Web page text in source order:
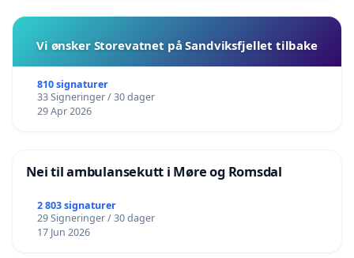
Vi ønsker Storevatnet på Sandviksfjellet tilbake
810 signaturer
33 Signeringer / 30 dager
29 Apr 2026
Nei til ambulansekutt i Møre og Romsdal
2 803 signaturer
29 Signeringer / 30 dager
17 Jun 2026